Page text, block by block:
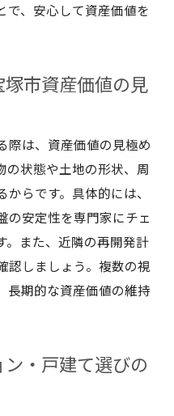
で、安心して資産価値を
市資産価値の見
際は、資産価値の見極め
の状態や土地の形状、周
らです。具体的には、
の安定性を専門家にチェ
。また、近隣の再開発計
認しましょう。複数の視
長期的な資産価値の維持
・戸建て選びの